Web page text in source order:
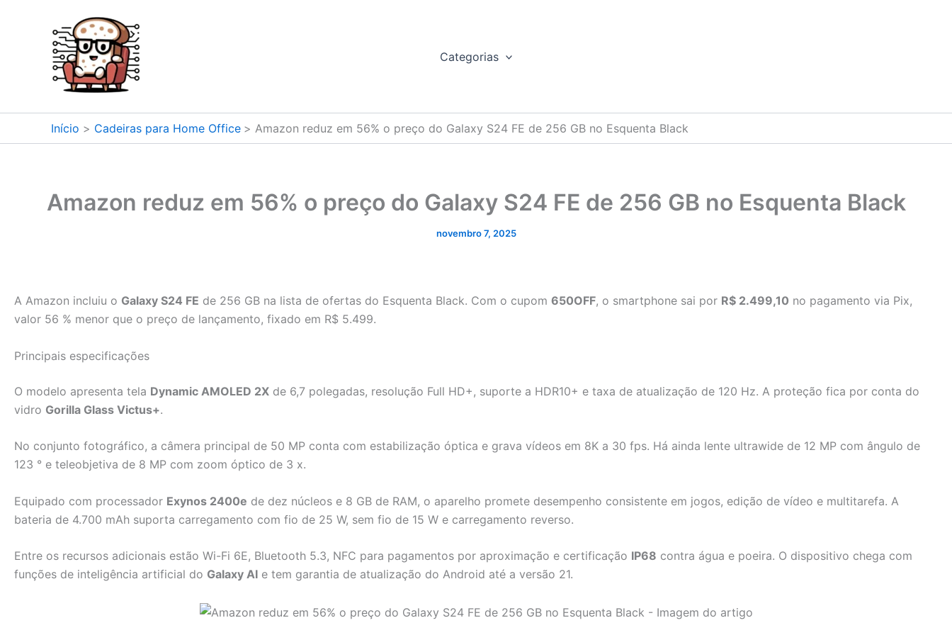
Categorias
Início Cadeiras para Home Office Amazon reduz em 56% o preço do Galaxy S24 FE de 256 GB no Esquenta Black
Amazon reduz em 56% o preço do Galaxy S24 FE de 256 GB no Esquenta Black
novembro 7, 2025
A Amazon incluiu o Galaxy S24 FE de 256 GB na lista de ofertas do Esquenta Black. Com o cupom 650OFF, o smartphone sai por R$ 2.499,10 no pagamento via Pix,
valor 56 % menor que o preço de lançamento, fixado em R$ 5.499.
Principais especificações
O modelo apresenta tela Dynamic AMOLED 2X de 6,7 polegadas, resolução Full HD+, suporte a HDR10+ e taxa de atualização de 120 Hz. A proteção fica por conta do
vidro Gorilla Glass Victus+.
No conjunto fotográfico, a câmera principal de 50 MP conta com estabilização óptica e grava vídeos em 8K a 30 fps. Há ainda lente ultrawide de 12 MP com ângulo de
123 ° e teleobjetiva de 8 MP com zoom óptico de 3 x.
Equipado com processador Exynos 2400e de dez núcleos e 8 GB de RAM, o aparelho promete desempenho consistente em jogos, edição de vídeo e multitarefa. A
bateria de 4.700 mAh suporta carregamento com fio de 25 W, sem fio de 15 W e carregamento reverso.
Entre os recursos adicionais estão Wi-Fi 6E, Bluetooth 5.3, NFC para pagamentos por aproximação e certificação IP68 contra água e poeira. O dispositivo chega com
funções de inteligência artificial do Galaxy AI e tem garantia de atualização do Android até a versão 21.